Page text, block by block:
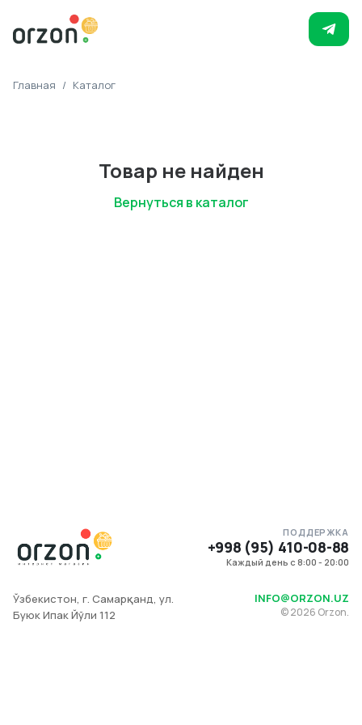
Главная / Каталог
Товар не найден
Вернуться в каталог
ПОДДЕРЖКА
+998 (95) 410-08-88
Каждый день с 8:00 - 20:00
Ўзбекистон, г. Самарқанд, ул.
Буюк Ипак Йўли 112
INFO@ORZON.UZ
©2026 Orzon.